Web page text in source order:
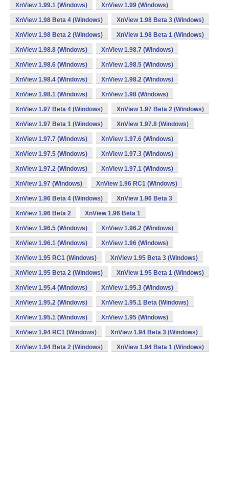
XnView 1.99.1 (Windows) XnView 1.99 (Windows)
XnView 1.98 Beta 4 (Windows) XnView 1.98 Beta 3 (Windows)
XnView 1.98 Beta 2 (Windows) XnView 1.98 Beta 1 (Windows)
XnView 1.98.8 (Windows) XnView 1.98.7 (Windows)
XnView 1.98.6 (Windows) XnView 1.98.5 (Windows)
XnView 1.98.4 (Windows) XnView 1.98.2 (Windows)
XnView 1.98.1 (Windows) XnView 1.98 (Windows)
XnView 1.97 Beta 4 (Windows) XnView 1.97 Beta 2 (Windows)
XnView 1.97 Beta 1 (Windows) XnView 1.97.8 (Windows)
XnView 1.97.7 (Windows) XnView 1.97.6 (Windows)
XnView 1.97.5 (Windows) XnView 1.97.3 (Windows)
XnView 1.97.2 (Windows) XnView 1.97.1 (Windows)
XnView 1.97 (Windows) XnView 1.96 RC1 (Windows)
XnView 1.96 Beta 4 (Windows) XnView 1.96 Beta 3
XnView 1.96 Beta 2 XnView 1.96 Beta 1
XnView 1.96.5 (Windows) XnView 1.96.2 (Windows)
XnView 1.96.1 (Windows) XnView 1.96 (Windows)
XnView 1.95 RC1 (Windows) XnView 1.95 Beta 3 (Windows)
XnView 1.95 Beta 2 (Windows) XnView 1.95 Beta 1 (Windows)
XnView 1.95.4 (Windows) XnView 1.95.3 (Windows)
XnView 1.95.2 (Windows) XnView 1.95.1 Beta (Windows)
XnView 1.95.1 (Windows) XnView 1.95 (Windows)
XnView 1.94 RC1 (Windows) XnView 1.94 Beta 3 (Windows)
XnView 1.94 Beta 2 (Windows) XnView 1.94 Beta 1 (Windows)